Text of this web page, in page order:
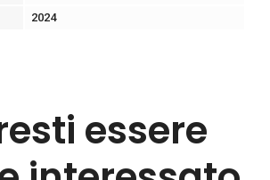
2024
essere